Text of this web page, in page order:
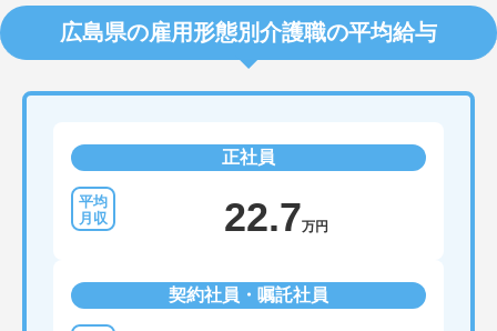
広島県の雇用形態別介護職の平均給与
正社員
22.7万円
契約社員・嘱託社員